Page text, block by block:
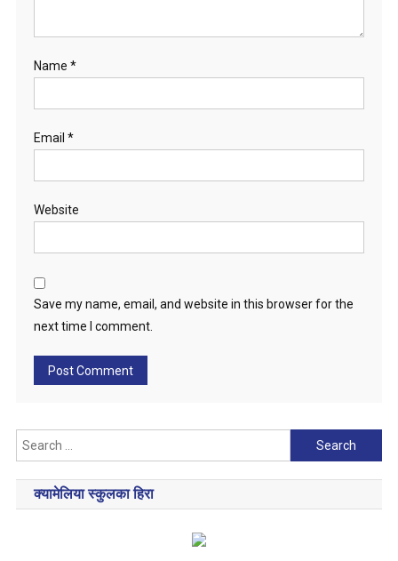
Name *
Email *
Website
Save my name, email, and website in this browser for the
next time I comment.
Search
for:
क्यामेलिया स्कुलका हिरा